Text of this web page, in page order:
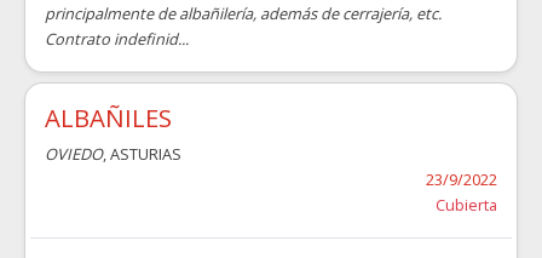
principalmente de albañilería, además de cerrajería, etc.
Contrato indefinid...
ALBAÑILES
OVIEDO, ASTURIAS
23/9/2022
Cubierta